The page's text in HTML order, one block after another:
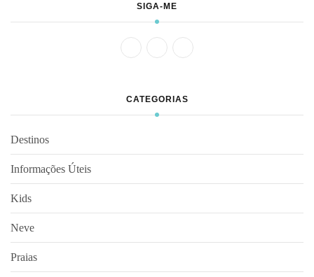
SIGA-ME
CATEGORIAS
Destinos
Informações Úteis
Kids
Neve
Praias